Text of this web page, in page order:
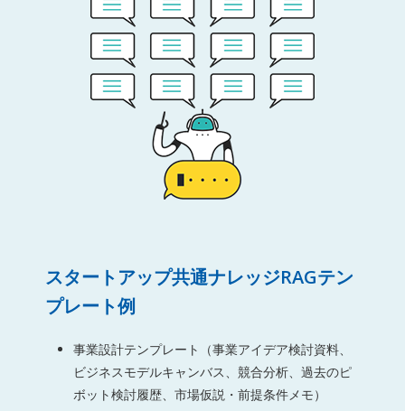
スタートアップ共通ナレッジRAGテン
プレート例
事業設計テンプレート（事業アイデア検討資料、
ビジネスモデルキャンバス、競合分析、過去のピ
ボット検討履歴、市場仮説・前提条件メモ）